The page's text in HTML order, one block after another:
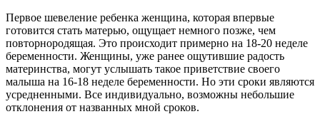
Первое шевеление ребенка женщина, которая впервые
готовится стать матерью, ощущает немного позже, чем
повторнородящая. Это происходит примерно на 18-20 неделе
беременности. Женщины, уже ранее ощутившие радость
материнства, могут услышать такое приветствие своего
малыша на 16-18 неделе беременности. Но эти сроки являются
усредненными. Все индивидуально, возможны небольшие
отклонения от названных мной сроков.